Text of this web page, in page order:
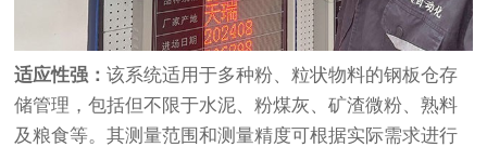
适应性强：该系统适用于多种粉、粒状物料的钢板仓存
储管理，包括但不限于水泥、粉煤灰、矿渣微粉、熟料
及粮食等。其测量范围和测量精度可根据实际需求进行